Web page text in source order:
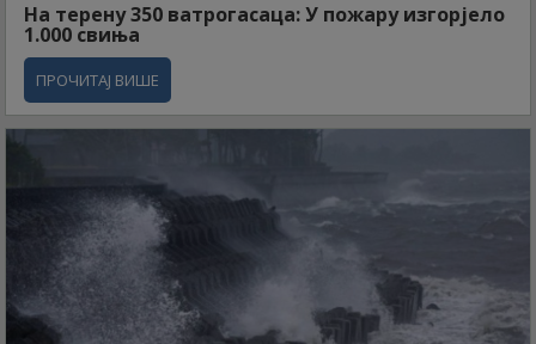
На терену 350 ватрогасаца: У пожару изгорјело
1.000 свиња
ПРОЧИТАЈ ВИШЕ